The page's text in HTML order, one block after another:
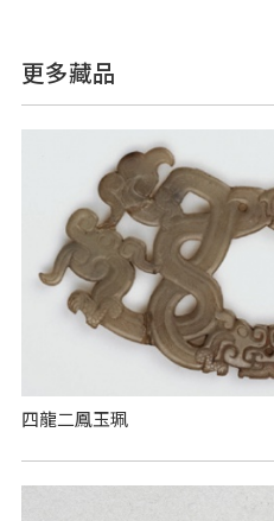
更多藏品
四龍二鳳玉珮